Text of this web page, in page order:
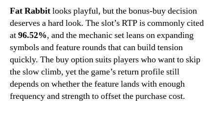
Fat Rabbitlooks playful, but the bonus-buy decision
deserves a hard look. The slot’s RTP is commonly cited
at96.52%, and the mechanic set leans on expanding
symbols and feature rounds that can build tension
quickly. The buy option suits players who want to skip
the slow climb, yet the game’s return profile still
depends on whether the feature lands with enough
frequency and strength to offset the purchase cost.